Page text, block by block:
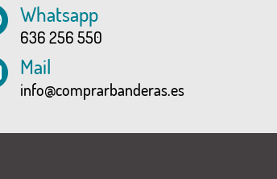
Whatsapp
636 256 550
Mail
info@comprarbanderas.es